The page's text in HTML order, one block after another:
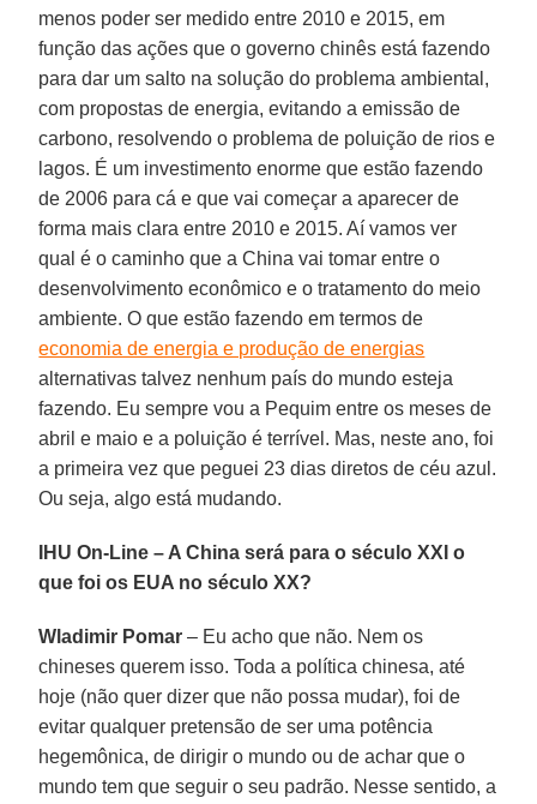
menos poder ser medido entre 2010 e 2015, em
função das ações que o governo chinês está fazendo
para dar um salto na solução do problema ambiental,
com propostas de energia, evitando a emissão de
carbono, resolvendo o problema de poluição de rios e
lagos. É um investimento enorme que estão fazendo
de 2006 para cá e que vai começar a aparecer de
forma mais clara entre 2010 e 2015. Aí vamos ver
qual é o caminho que a China vai tomar entre o
desenvolvimento econômico e o tratamento do meio
ambiente. O que estão fazendo em termos de
economia de energia e produção de energias
alternativas talvez nenhum país do mundo esteja
fazendo. Eu sempre vou a Pequim entre os meses de
abril e maio e a poluição é terrível. Mas, neste ano, foi
a primeira vez que peguei 23 dias diretos de céu azul.
Ou seja, algo está mudando.
IHU On-Line – A China será para o século XXI o
que foi os EUA no século XX?
Wladimir Pomar – Eu acho que não. Nem os
chineses querem isso. Toda a política chinesa, até
hoje (não quer dizer que não possa mudar), foi de
evitar qualquer pretensão de ser uma potência
hegemônica, de dirigir o mundo ou de achar que o
mundo tem que seguir o seu padrão. Nesse sentido, a